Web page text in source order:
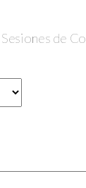
de